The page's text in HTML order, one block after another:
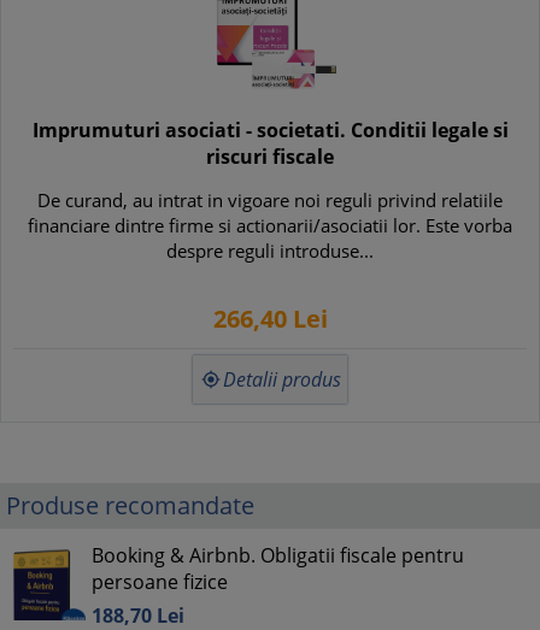
Imprumuturi asociati - societati. Conditii legale si
riscuri fiscale
De curand, au intrat in vigoare noi reguli privind relatiile
financiare dintre firme si actionarii/asociatii lor. Este vorba
despre reguli introduse...
266,40Lei
 Detalii produs
Produse recomandate
Booking & Airbnb. Obligatii fiscale pentru
persoane fizice
188,70 Lei